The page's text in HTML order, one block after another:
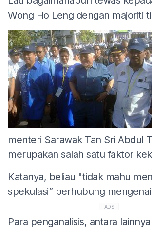
Wong Ho Leng dengan majoriti
menteri Sarawak Tan Sri Abdul
merupakan salah satu faktor
Katanya, beliau "tidak mahu
spekulasi” berhubung
ADS
Para penganalisis, antara